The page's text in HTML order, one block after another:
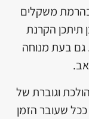
משקלים
תיתכן הקרנת
גם בעת מנוחה
וגוברת של
שעובר הזמן